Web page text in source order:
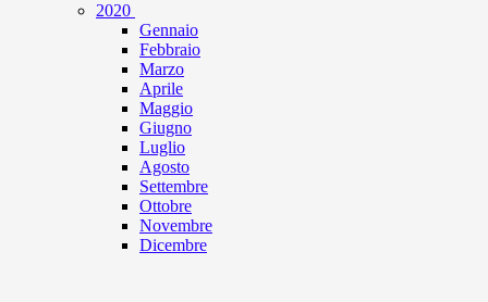
2020
Gennaio
Febbraio
Marzo
Aprile
Maggio
Giugno
Luglio
Agosto
Settembre
Ottobre
Novembre
Dicembre